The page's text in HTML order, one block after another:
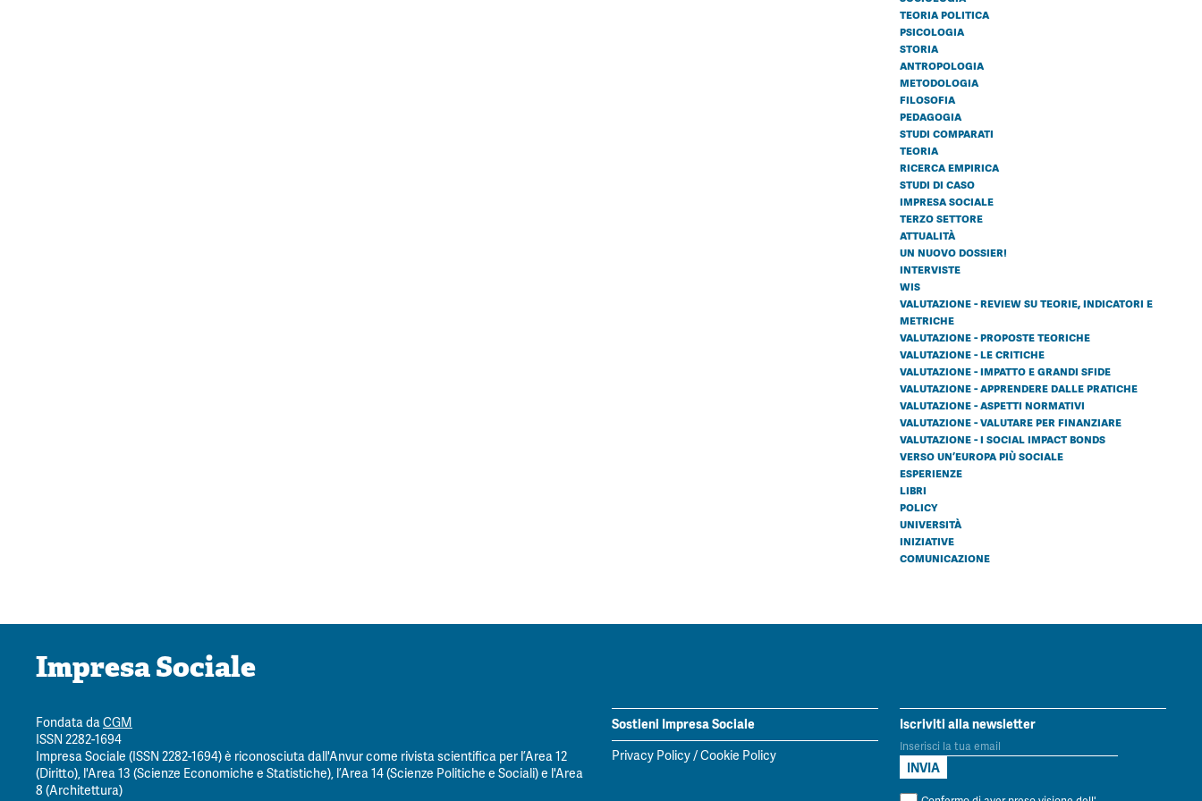
teoria politica
psicologia
storia
antropologia
metodologia
filosofia
pedagogia
studi comparati
teoria
ricerca empirica
studi di caso
impresa sociale
terzo settore
attualità
un nuovo dossier!
interviste
wis
valutazione - review su teorie, indicatori e
metriche
valutazione - proposte teoriche
valutazione - le critiche
valutazione - impatto e grandi sfide
valutazione - apprendere dalle pratiche
valutazione - aspetti normativi
valutazione - valutare per finanziare
valutazione - i social impact bonds
verso un’europa più sociale
esperienze
libri
policy
università
iniziative
comunicazione
Impresa Sociale
Fondata daCGM
ISSN 2282-1694
Impresa Sociale (ISSN 2282-1694) è riconosciuta dall'Anvur come rivista scientifica per l’Area 12
(Diritto), l'Area 13 (Scienze Economiche e Statistiche), l’Area 14 (Scienze Politiche e Sociali) e l'Area
8 (Architettura)
Sostieni Impresa Sociale
Privacy Policy/Cookie Policy
Iscriviti alla newsletter